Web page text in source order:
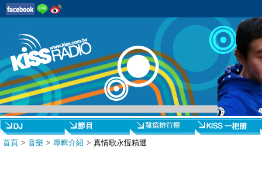
首頁 > 音樂 > 專輯介紹 > 真情歌永恆精選